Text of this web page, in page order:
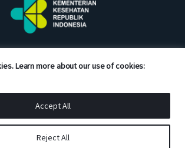
Learn more about our use of cookies:
Reject All
Accept All
Doctor. All rights reserved.